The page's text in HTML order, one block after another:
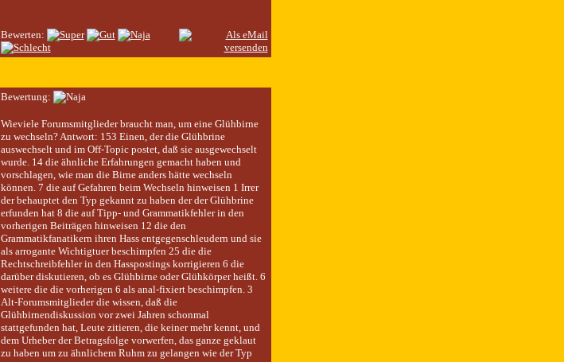
Bewerten:
Bewertung:
Wieviele Forumsmitglieder braucht man, um eine Glühbirne
zu wechseln? Antwort: 153 Einen, der die Glühbrine
auswechselt und im Off-Topic postet, daß sie ausgewechselt
wurde. 14 die ähnliche Erfahrungen gemacht haben und
vorschlagen, wie man die Birne anders hätte wechseln
können. 7 die auf Gefahren beim Wechseln hinweisen 1 Irrer
der behauptet den Typ gekannt zu haben der der Glühbrine
erfunden hat 8 die auf Tipp- und Grammatikfehler in den
vorherigen Beiträgen hinweisen 12 die den
Grammatikfanatikern ihren Hass entgegenschleudern und sie
als arrogante Wichtigtuer beschimpfen 25 die die
Rechtschreibfehler in den Hasspostings korrigieren 6 die
darüber diskutieren, ob es Glühbirne oder Glühkörper heißt. 6
weitere die die vorherigen 6 als anal-fixiert beschimpfen. 3
Alt-Forumsmitglieder die wissen, daß die
Glühbirnendiskussion vor zwei Jahren schonmal
stattgefunden hat, Leute zitieren, die keiner mehr kennt, und
dem Urheber der Betragsfolge vorwerfen, das ganze geklaut
zu haben um zu ähnlichem Ruhm zu gelangen wie der Typ